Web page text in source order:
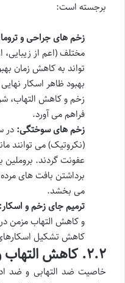
برجسته است:
زخم های جراحی و
مختلف (اعم از
تواند به کاهش زمان
بهبود ظاهر اسکار
زخم و کاهش التهاب،
فراهم می آورد.
زخم های سوختگی: در
(نکروتیک) می توانند
عفونت گردند. بروملین
برداشتن بافت های
می بخشد.
ترمیم جای زخم و اسکار:
و کاهش التهاب مزمن
کاهش تشکیل
۲.۲. کاهش التهاب و رفع کبودی
خاصیت ضد التهابی و ضد ادم